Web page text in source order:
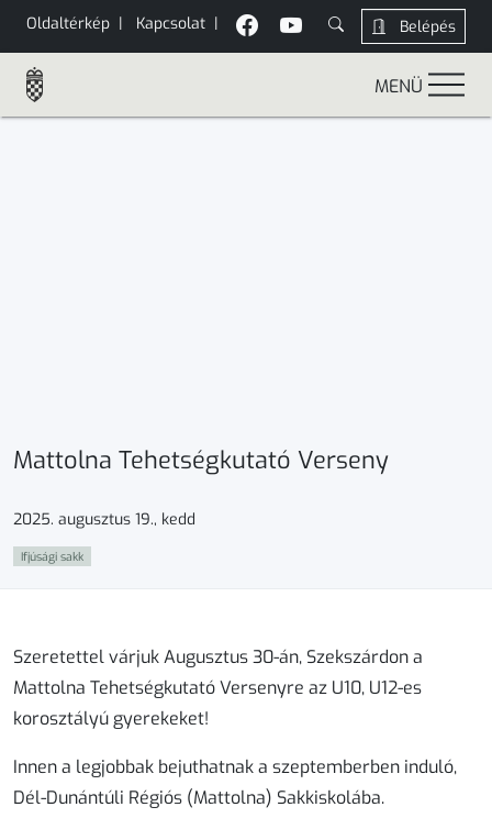
Oldaltérkép | Kapcsolat | Belépés
MENÜ
Mattolna Tehetségkutató Verseny
2025. augusztus 19., kedd
Ifjúsági sakk
Szeretettel várjuk Augusztus 30-án, Szekszárdon a
Mattolna Tehetségkutató Versenyre az U10, U12-es
korosztályú gyerekeket!
Innen a legjobbak bejuthatnak a szeptemberben induló,
Dél-Dunántúli Régiós (Mattolna) Sakkiskolába.